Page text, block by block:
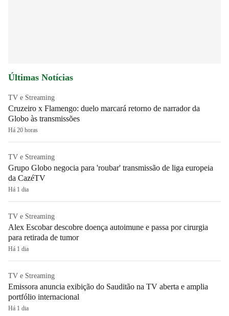
Últimas Notícias
TV e Streaming
Cruzeiro x Flamengo: duelo marcará retorno de narrador da
Globo às transmissões
Há 20 horas
TV e Streaming
Grupo Globo negocia para 'roubar' transmissão de liga europeia
da CazéTV
Há 1 dia
TV e Streaming
Alex Escobar descobre doença autoimune e passa por cirurgia
para retirada de tumor
Há 1 dia
TV e Streaming
Emissora anuncia exibição do Sauditão na TV aberta e amplia
portfólio internacional
Há 1 dia